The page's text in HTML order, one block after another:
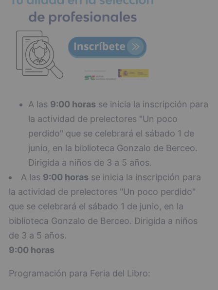
A las 9:00 horas se inicia la inscripción para
la actividad de prelectores "Un poco
perdido" que se celebrará el sábado 1 de
junio, en la biblioteca Gonzalo de Berceo.
Dirigida a niños de 3 a 5 años.
A las 9:00 horas se inicia la inscripción para
la actividad de prelectores "Un poco perdido"
que se celebrará el sábado 1 de junio, en la
biblioteca Gonzalo de Berceo. Dirigida a niños
de 3 a 5 años.
9:00 horas
Programación para Feria del Libro: